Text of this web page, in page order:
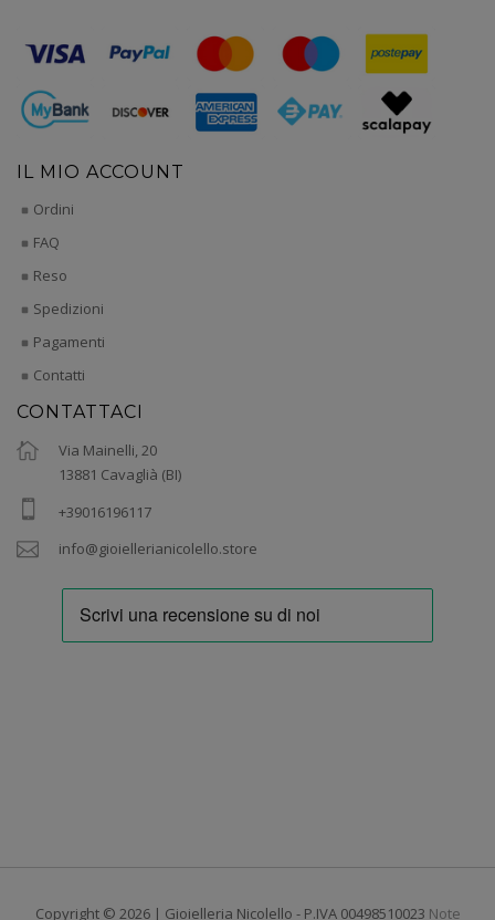
IL MIO ACCOUNT
Ordini
FAQ
Reso
Spedizioni
Pagamenti
Contatti
CONTATTACI
Via Mainelli, 20
13881 Cavaglià (BI)
+39016196117
info@gioiellerianicolello.store
Copyright © 2026 | Gioielleria Nicolello - P.IVA 00498510023 Note